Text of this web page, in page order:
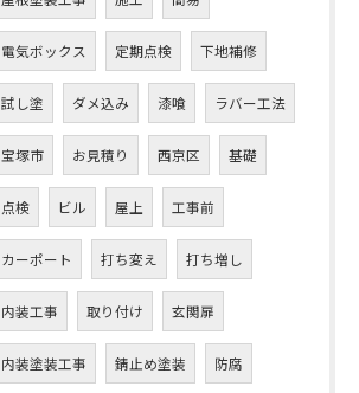
電気ボックス 定期点検 下地補修
試し塗 ダメ込み 漆喰 ラバー工法
宝塚市 お見積り 西京区 基礎
点検 ビル 屋上 工事前
カーポート 打ち変え 打ち増し
内装工事 取り付け 玄関扉
内装塗装工事 錆止め塗装 防腐